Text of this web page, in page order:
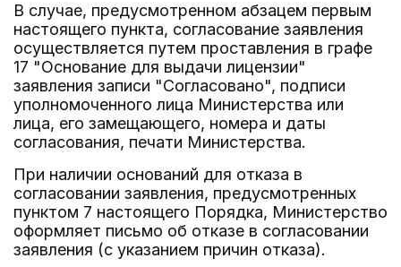
В случае, предусмотренном абзацем первым
настоящего пункта, согласование заявления
осуществляется путем проставления в графе
17 "Основание для выдачи лицензии"
заявления записи "Согласовано", подписи
уполномоченного лица Министерства или
лица, его замещающего, номера и даты
согласования, печати Министерства.
При наличии оснований для отказа в
согласовании заявления, предусмотренных
пунктом 7 настоящего Порядка, Министерство
оформляет письмо об отказе в согласовании
заявления (с указанием причин отказа).